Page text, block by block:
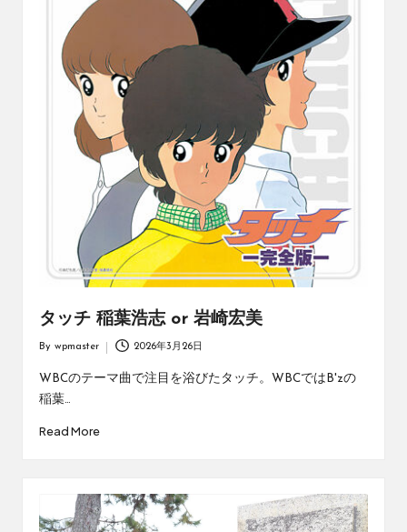
タッチ 稲葉浩志 or 岩崎宏美
by
By wpmaster 2026年3月26日
WBCのテーマ曲で注目を浴びたタッチ。WBCではB'zの
稲葉…
Read More